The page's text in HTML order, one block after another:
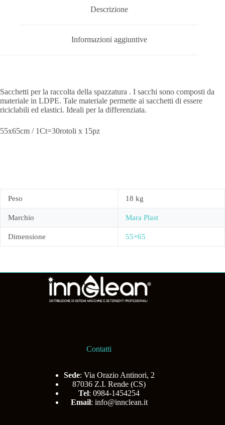
Descrizione
Informazioni aggiuntive
Sacchetti per la raccolta della spazzatura . I sacchi sono composti da
materiale in LDPE. Tale materiale permette ai sacchetti di essere
riciclabili ed elastici. Ideali per la differenziata.
55x65cm / 1Ct=30rotoli x 15pz
Peso 18 kg
Marchio Mara Plast
Dimensione 55×65
Contatti
Sede: Via Orazio Antinori, 2
87036 Z.I. Rende (CS)
Tel: 0984-1454254
Email: info@innclean.it